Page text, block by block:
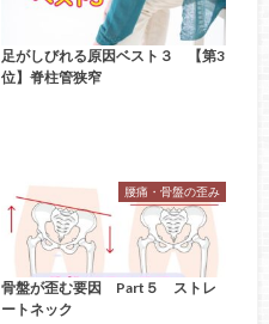
足がしびれる原因ベスト３ 【第3
位】脊柱管狭窄
腰痛・骨盤の歪み
骨盤が歪む要因 Part５ ストレ
ートネック